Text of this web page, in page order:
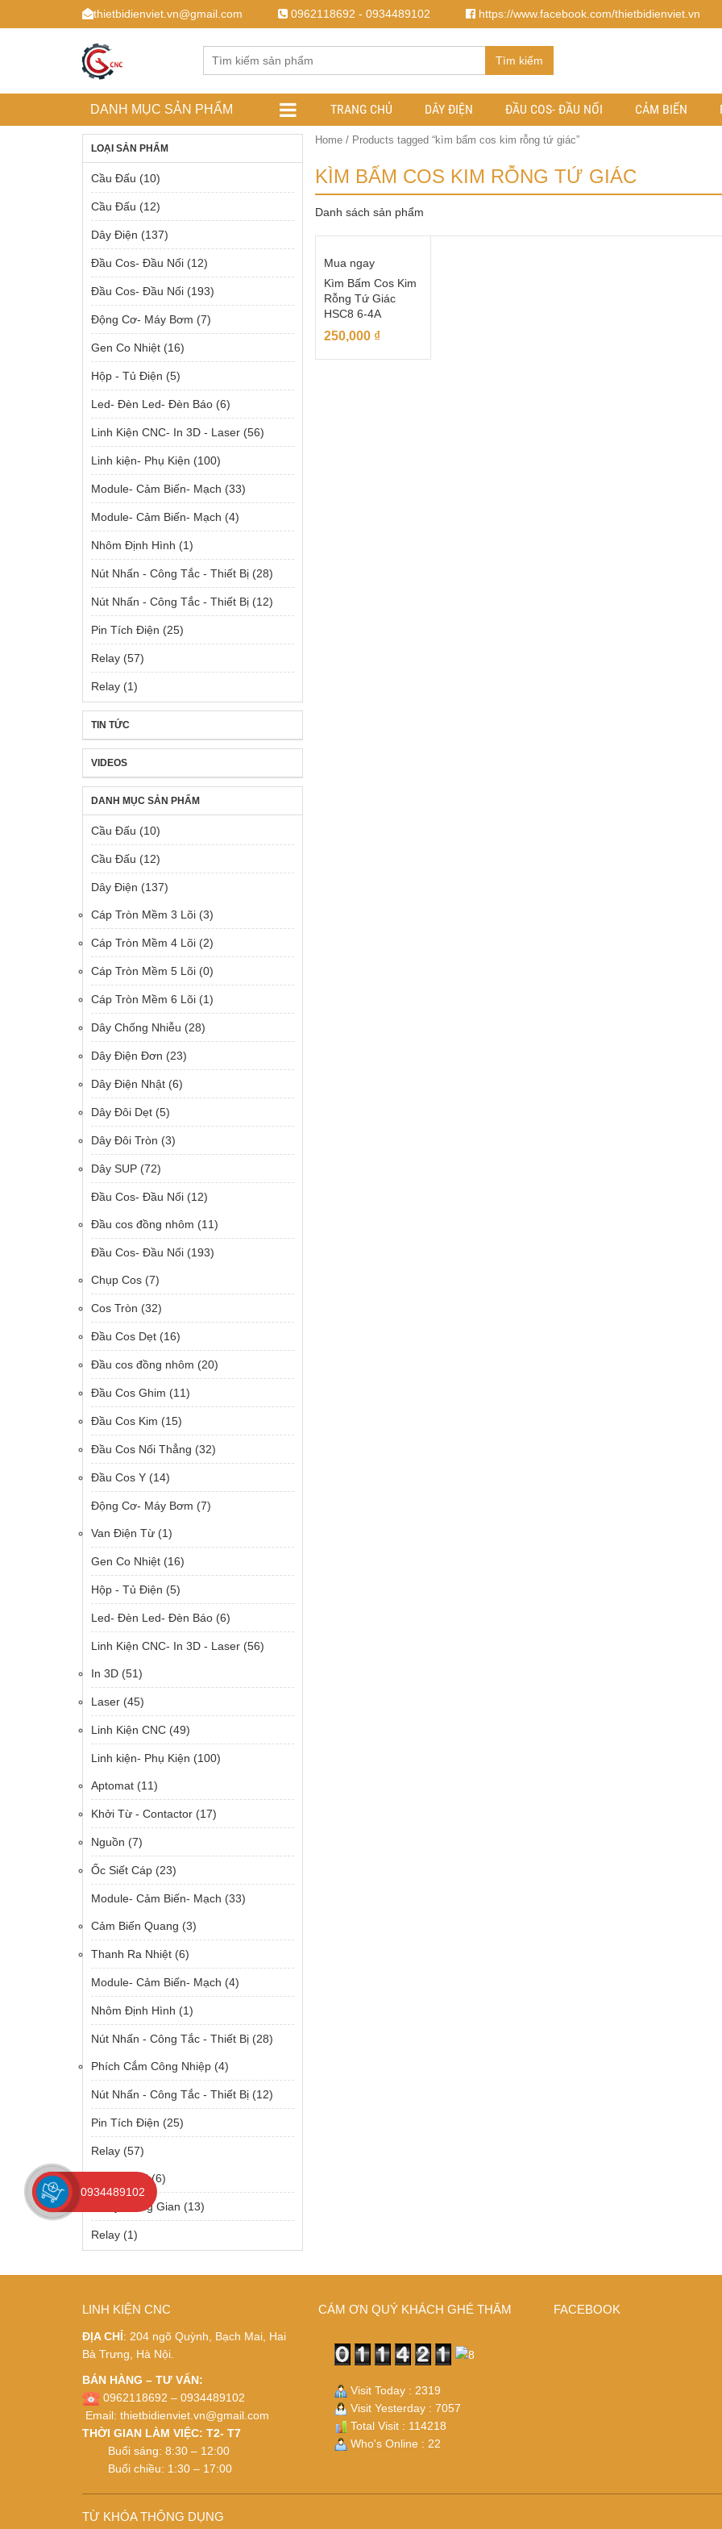
thietbidienviet.vn@gmail.com 0962118692 - 0934489102 https://www.facebook.com/thietbidienviet.vn
Tìm kiếm
DANH MỤC SẢN PHẨM TRANG CHỦ DÂY ĐIỆN ĐẦU COS- ĐẦU NỐI CẢM BIẾN
Home/ Products tagged “kìm bấm cos kim rỗng tứ giác”
KÌM BẤM COS KIM RỖNG TỨ GIÁC
Danh sách sản phẩm
Mua ngay
Kìm Bấm Cos Kim
Rỗng Tứ Giác
HSC8 6-4A
250,000 ₫
LOẠI SẢN PHẨM
Cầu Đấu (10)
Cầu Đấu (12)
Dây Điện (137)
Đầu Cos- Đầu Nối (12)
Đầu Cos- Đầu Nối (193)
Động Cơ- Máy Bơm (7)
Gen Co Nhiệt (16)
Hộp - Tủ Điện (5)
Led- Đèn Led- Đèn Báo (6)
Linh Kiện CNC- In 3D - Laser (56)
Linh kiện- Phụ Kiện (100)
Module- Cảm Biến- Mạch (33)
Module- Cảm Biến- Mạch (4)
Nhôm Định Hình (1)
Nút Nhấn - Công Tắc - Thiết Bị (28)
Nút Nhấn - Công Tắc - Thiết Bị (12)
Pin Tích Điện (25)
Relay (57)
Relay (1)
TIN TỨC
VIDEOS
DANH MỤC SẢN PHẨM
Cầu Đấu (10)
Cầu Đấu (12)
Dây Điện (137)
Cáp Tròn Mềm 3 Lõi (3)
Cáp Tròn Mềm 4 Lõi (2)
Cáp Tròn Mềm 5 Lõi (0)
Cáp Tròn Mềm 6 Lõi (1)
Dây Chống Nhiễu (28)
Dây Điện Đơn (23)
Dây Điện Nhật (6)
Dây Đôi Dẹt (5)
Dây Đôi Tròn (3)
Dây SUP (72)
Đầu Cos- Đầu Nối (12)
Đầu cos đồng nhôm (11)
Đầu Cos- Đầu Nối (193)
Chụp Cos (7)
Cos Tròn (32)
Đầu Cos Dẹt (16)
Đầu cos đồng nhôm (20)
Đầu Cos Ghim (11)
Đầu Cos Kim (15)
Đầu Cos Nối Thẳng (32)
Đầu Cos Y (14)
Động Cơ- Máy Bơm (7)
Van Điện Từ (1)
Gen Co Nhiệt (16)
Hộp - Tủ Điện (5)
Led- Đèn Led- Đèn Báo (6)
Linh Kiện CNC- In 3D - Laser (56)
In 3D (51)
Laser (45)
Linh Kiện CNC (49)
Linh kiện- Phụ Kiện (100)
Aptomat (11)
Khởi Từ - Contactor (17)
Nguồn (7)
Ốc Siết Cáp (23)
Module- Cảm Biến- Mạch (33)
Cảm Biến Quang (3)
Thanh Ra Nhiệt (6)
Module- Cảm Biến- Mạch (4)
Nhôm Định Hình (1)
Nút Nhấn - Công Tắc - Thiết Bị (28)
Phích Cắm Công Nhiệp (4)
Nút Nhấn - Công Tắc - Thiết Bị (12)
Pin Tích Điện (25)
Relay (57)
Relay Solid (6)
Relay Trung Gian (13)
Relay (1)
LINH KIỆN CNC
ĐỊA CHỈ: 204 ngõ Quỳnh, Bạch Mai, Hai
Bà Trưng, Hà Nội.
BÁN HÀNG – TƯ VẤN:
0962118692 – 0934489102
Email: thietbidienviet.vn@gmail.com
THỜI GIAN LÀM VIỆC: T2- T7
Buổi sáng: 8:30 – 12:00
Buổi chiều: 1:30 – 17:00
CÁM ƠN QUÝ KHÁCH GHÉ THĂM
Visit Today : 2319
Visit Yesterday : 7057
Total Visit : 114218
Who's Online : 22
FACEBOOK
TỪ KHÓA THÔNG DỤNG
0934489102